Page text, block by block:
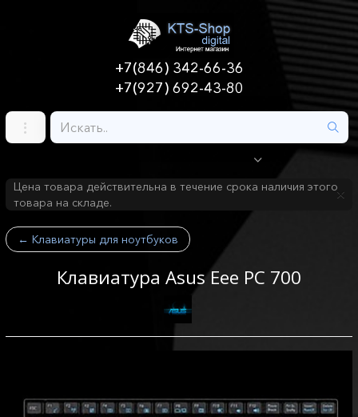
+7(846) 342-66-36
+7(927) 692-43-80
Цена товара действительна в течение срока наличия этого
товара на складе.
← Клавиатуры для ноутбуков
Клавиатура Asus Eee PC 700